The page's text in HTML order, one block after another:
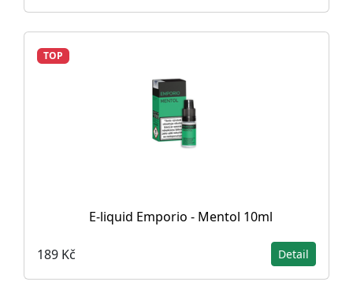
TOP
E-liquid Emporio - Mentol 10ml
189 Kč Detail